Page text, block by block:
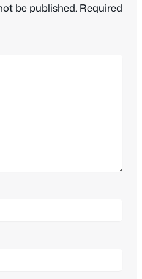
be published. Required